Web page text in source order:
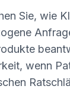
Sie, wie
wenn